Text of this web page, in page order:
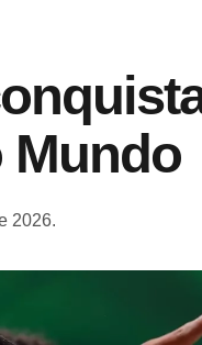
Mundo
2026.